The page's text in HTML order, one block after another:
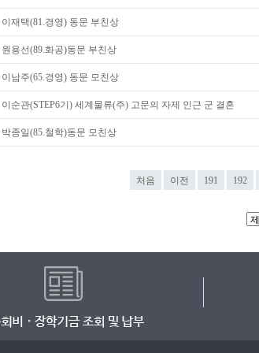
이재택(81.경영) 동문 부친상
원용선(89.화공)동문 부친상
이남주(65.경영) 동문 모친상
이순관(STEP6기) 세계물류(주) 고문의 자제 인근 군 결혼
박종일(85.철학)동문 모친상
처음 이전 191 192